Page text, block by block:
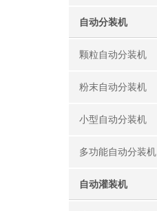
自动分装机
颗粒自动分装机
粉末自动分装机
小型自动分装机
多功能自动分装机
自动灌装机